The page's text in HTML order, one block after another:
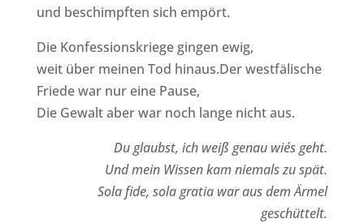
und beschimpften sich empört.
Die Konfessionskriege gingen ewig,
weit über meinen Tod hinaus.Der westfälische
Friede war nur eine Pause,
Die Gewalt aber war noch lange nicht aus.
Du glaubst, ich weiß genau wie´s geht.
Und mein Wissen kam niemals zu spät.
Sola fide, sola gratia war aus dem Ärmel
geschüttelt.